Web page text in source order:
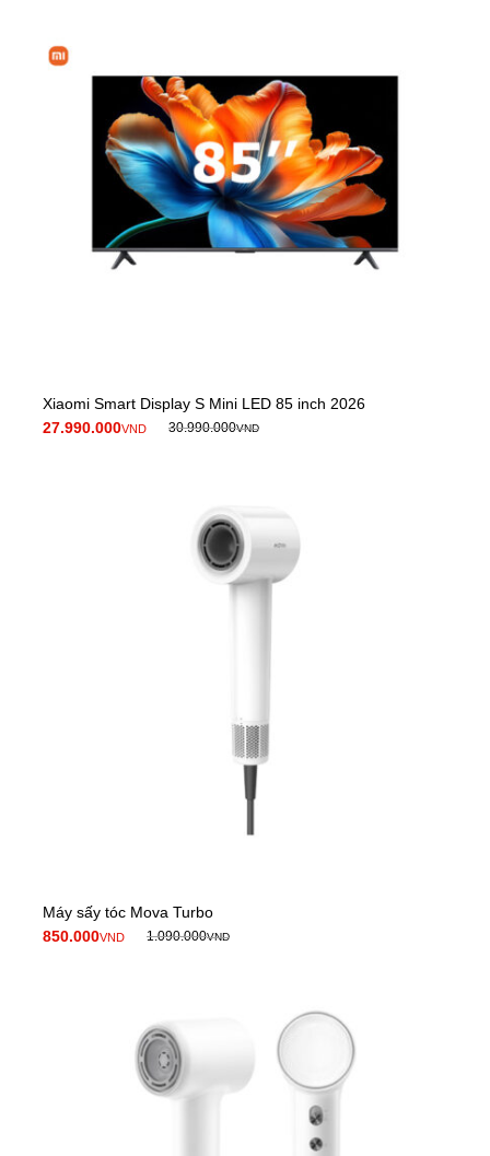
Xiaomi Smart Display S Mini LED 85 inch 2026
27.990.000VND 30.990.000VND
Máy sấy tóc Mova Turbo
850.000VND 1.090.000VND